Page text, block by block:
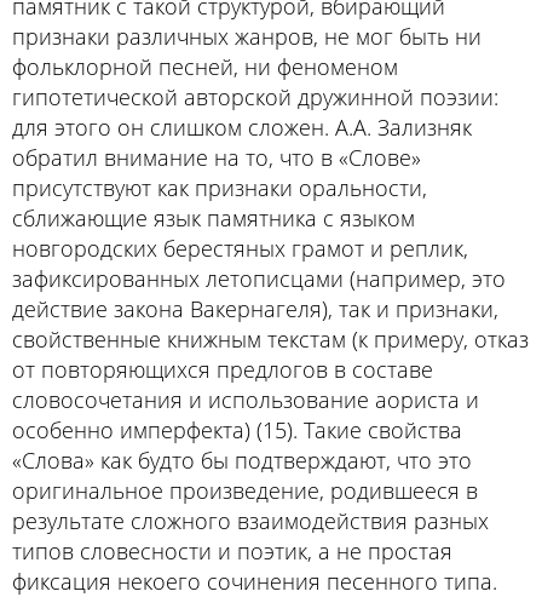
памятник с такой структурой, вбирающий
признаки различных жанров, не мог быть ни
фольклорной песней, ни феноменом
гипотетической авторской дружинной поэзии:
для этого он слишком сложен. А.А. Зализняк
обратил внимание на то, что в «Слове»
присутствуют как признаки оральности,
сближающие язык памятника с языком
новгородских берестяных грамот и реплик,
зафиксированных летописцами (например, это
действие закона Вакернагеля), так и признаки,
свойственные книжным текстам (к примеру, отказ
от повторяющихся предлогов в составе
словосочетания и использование аориста и
особенно имперфекта) (15). Такие свойства
«Слова» как будто бы подтверждают, что это
оригинальное произведение, родившееся в
результате сложного взаимодействия разных
типов словесности и поэтик, а не простая
фиксация некоего сочинения песенного типа.